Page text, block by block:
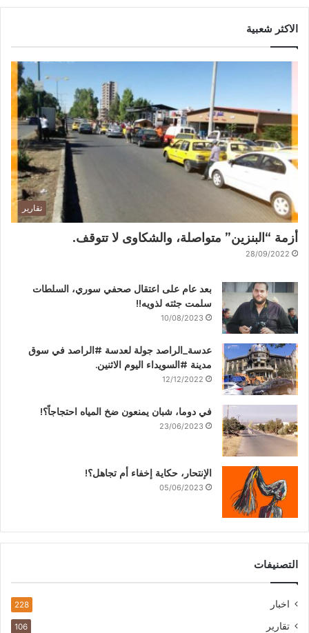
الاكثر شعبية
تقارير
أزمة “البنزين” متواصلة، والشكاوى لا تتوقف.
28/09/2022
بعد عام على اعتقال صحفي سوري، السلطات
سلمت جثته لذويه!!
10/08/2023
عدسة_الراصد جولة لعدسة #الراصد في سوق
مدينة #السويداء اليوم الاثنين.
12/12/2022
في دوما، شبان يمنعون ضخ المياه احتجاجاً؟!
23/06/2023
الإنتحار، حكاية إخفاء أم تجاهل؟!
05/06/2023
التصنيفات
اخبار 228
تقارير 106